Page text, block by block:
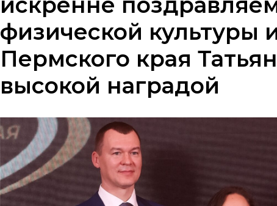
физической культуры
Пермского края
высокой наградой